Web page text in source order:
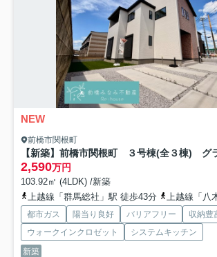
NEW
前橋市関根町
2,590万円
103.92㎡ (4LDK) /新築
上越線「群馬総社」駅 徒歩43分
上越線「八
都市ガス 陽当り良好 バリアフリー
収納豊
ウォークインクロゼット
システムキッチン
新築